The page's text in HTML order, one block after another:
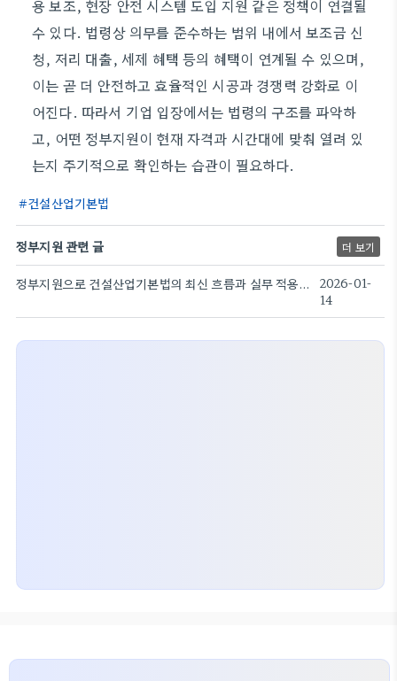
용 보조, 현장 안전 시스템 도입 지원 같은 정책이 연결될
수 있다. 법령상 의무를 준수하는 범위 내에서 보조금 신
청, 저리 대출, 세제 혜택 등의 혜택이 연계될 수 있으며,
이는 곧 더 안전하고 효율적인 시공과 경쟁력 강화로 이
어진다. 따라서 기업 입장에서는 법령의 구조를 파악하
고, 어떤 정부지원이 현재 자격과 시간대에 맞춰 열려 있
는지 주기적으로 확인하는 습관이 필요하다.
건설산업기본법
정부지원 관련 글 더 보기
정부지원으로 건설산업기본법의 최신 흐름과 실무 적용 방법.
2026-01-
14